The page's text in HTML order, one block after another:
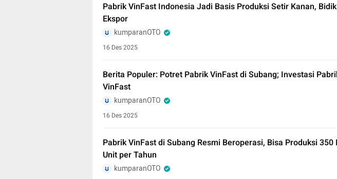
Pabrik VinFast Indonesia Jadi Basis Produksi Setir Kanan,
Ekspor
kumparanOTO
16 Des 2025
Berita Populer: Potret Pabrik VinFast di Subang; Investasi
VinFast
kumparanOTO
16 Des 2025
Pabrik VinFast di Subang Resmi Beroperasi, Bisa Produksi 350
Unit per Tahun
kumparanOTO